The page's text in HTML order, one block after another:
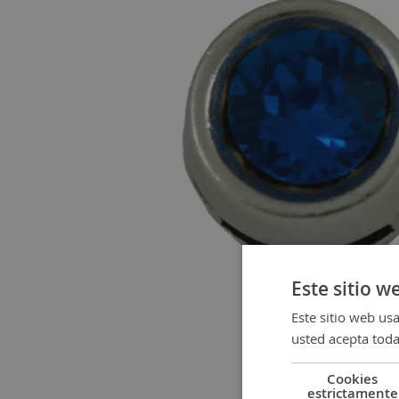
Este sitio
Este sitio web
usted acepta
Cookies
estrictamente